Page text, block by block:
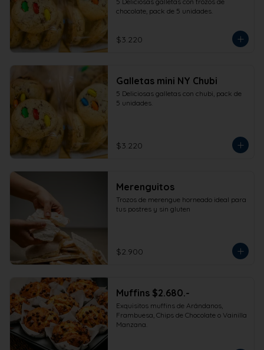
chocolate, pack de 5 unidades.
$3.220
Galletas mini NY Chubi
5 Deliciosas galletas con chubi, pack de
5 unidades.
$3.220
Merenguitos
Trozos de merengue horneado ideal para
tus postres y sin gluten
$2.900
Muffins $2.680.-
Exquisitos muffins de Arándanos,
Frambuesa, Chips de Chocolate o Vainilla
Manzana.